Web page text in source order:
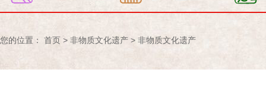
您的位置： 首页 > 非物质文化遗产 > 非物质文化遗产